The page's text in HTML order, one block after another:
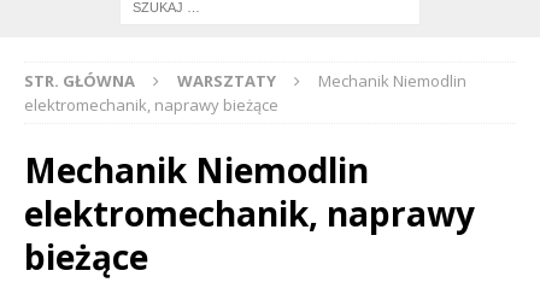
STR. GŁÓWNA WARSZTATY
Mechanik Niemodlin
elektromechanik, naprawy bieżące
Mechanik Niemodlin
elektromechanik, naprawy
bieżące